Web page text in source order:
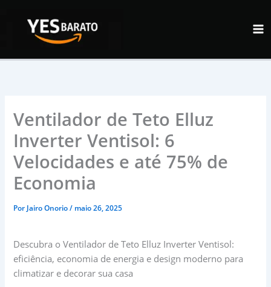
Ventilador de Teto Elluz
Inverter Ventisol: 6
Velocidades e até 75% de
Economia
Por Jairo Onorio/ maio 26, 2025
Descubra o Ventilador de Teto Elluz Inverter Ventisol:
eficiência, economia de energia e design moderno para
climatizar e decorar sua casa